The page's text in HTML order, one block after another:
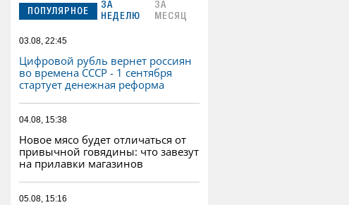
ПОПУЛЯРНОЕ
ЗА
НЕДЕЛЮ
ЗА
МЕСЯЦ
03.08, 22:45
Цифровой рубль вернет россиян
во времена СССР - 1 сентября
стартует денежная реформа
04.08, 15:38
Новое мясо будет отличаться от
привычной говядины: что завезут
на прилавки магазинов
05.08, 15:16